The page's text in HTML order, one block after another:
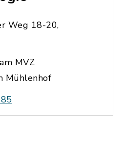
Weg 18-20,
MVZ
Mühlenhof